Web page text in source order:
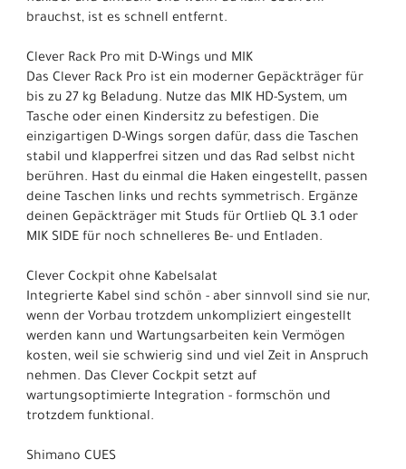
brauchst, ist es schnell entfernt.
Clever Rack Pro mit D-Wings und MIK
Das Clever Rack Pro ist ein moderner Gepäckträger für
bis zu 27 kg Beladung. Nutze das MIK HD-System, um
Tasche oder einen Kindersitz zu befestigen. Die
einzigartigen D-Wings sorgen dafür, dass die Taschen
stabil und klapperfrei sitzen und das Rad selbst nicht
berühren. Hast du einmal die Haken eingestellt, passen
deine Taschen links und rechts symmetrisch. Ergänze
deinen Gepäckträger mit Studs für Ortlieb QL 3.1 oder
MIK SIDE für noch schnelleres Be- und Entladen.
Clever Cockpit ohne Kabelsalat
Integrierte Kabel sind schön - aber sinnvoll sind sie nur,
wenn der Vorbau trotzdem unkompliziert eingestellt
werden kann und Wartungsarbeiten kein Vermögen
kosten, weil sie schwierig sind und viel Zeit in Anspruch
nehmen. Das Clever Cockpit setzt auf
wartungsoptimierte Integration - formschön und
trotzdem funktional.
Shimano CUES